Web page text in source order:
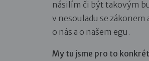
násilím či být takovým
v nesouladu se
o nás a o našem egu.
My tu jsme pro to